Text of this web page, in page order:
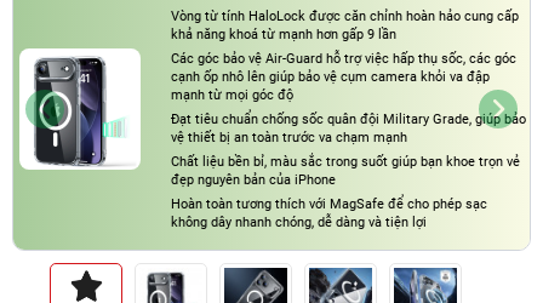
Vòng từ tính HaloLock được căn chỉnh hoàn hảo cung cấp
khả năng khoá từ mạnh hơn gấp 9 lần
Các góc bảo vệ Air-Guard hỗ trợ việc hấp thụ sốc, các góc
cạnh ốp nhô lên giúp bảo vệ cụm camera khỏi va đập
mạnh từ mọi góc độ
Đạt tiêu chuẩn chống sốc quân đội Military Grade, giúp bảo
vệ thiết bị an toàn trước va chạm mạnh
Chất liệu bền bỉ, màu sắc trong suốt giúp bạn khoe trọn vẻ
đẹp nguyên bản của iPhone
Hoàn toàn tương thích với MagSafe để cho phép sạc
không dây nhanh chóng, dễ dàng và tiện lợi